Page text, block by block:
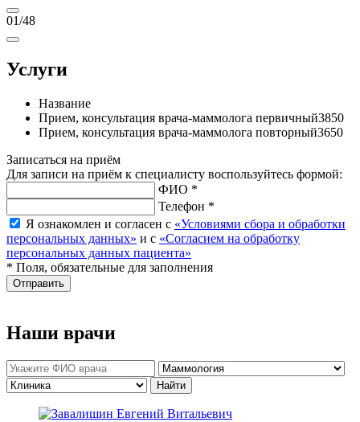
01/48
Услуги
Название
Прием, консультация врача-маммолога первичный3850
Прием, консультация врача-маммолога повторный3650
Записаться на приём
Для записи на приём к специалисту воспользуйтесь формой:
ФИО *
Телефон *
Я ознакомлен и согласен с «Условиями сбора и обработки
персональных данных» и с «Согласием на обработку
персональных данных пациента»
* Поля, обязательные для заполнения
Отправить
Наши врачи